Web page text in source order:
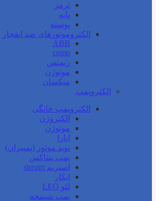
ترمز
پایه
پوسته
الکتروموتورهای ضد انفجار
ABB
cemp
زیمنس
موتوژن
میکسان
الکتروپمپ
الکتروپمپ خانگی
الکتروژن
موتوژن
ابارا
نوید موتور (پمپیران)
پمپ پنتاکس
استریم stream
ایکار
لئو LEO
پمپ شیمجه